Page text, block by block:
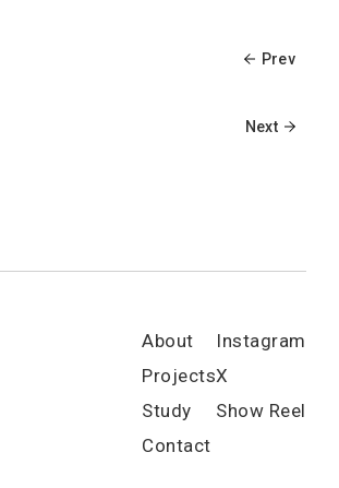
Prev
Next
About
Projects
Study
Contact
Instagram
X
Show Reel